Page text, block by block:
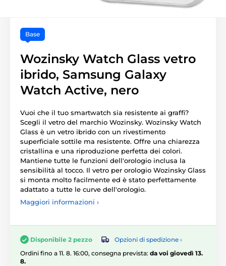
Base
Wozinsky Watch Glass vetro
ibrido, Samsung Galaxy
Watch Active, nero
Vuoi che il tuo smartwatch sia resistente ai graffi?
Scegli il vetro del marchio Wozinsky. Wozinsky Watch
Glass è un vetro ibrido con un rivestimento
superficiale sottile ma resistente. Offre una chiarezza
cristallina e una riproduzione perfetta dei colori.
Mantiene tutte le funzioni dell'orologio inclusa la
sensibilità al tocco. Il vetro per orologio Wozinsky Glass
si monta molto facilmente ed è stato perfettamente
adattato a tutte le curve dell'orologio.
Maggiori informazioni ›
Disponibile 2 pezzo
Opzioni di spedizione ›
Ordini fino a 11. 8. 16:00, consegna prevista: da voi giovedì 13.
8.